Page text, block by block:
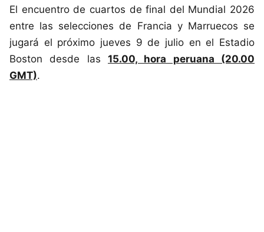
El encuentro de cuartos de final del Mundial 2026
entre las selecciones de Francia y Marruecos se
jugará el próximo jueves 9 de julio en el Estadio
Boston desde las 15.00, hora peruana (20.00
GMT).